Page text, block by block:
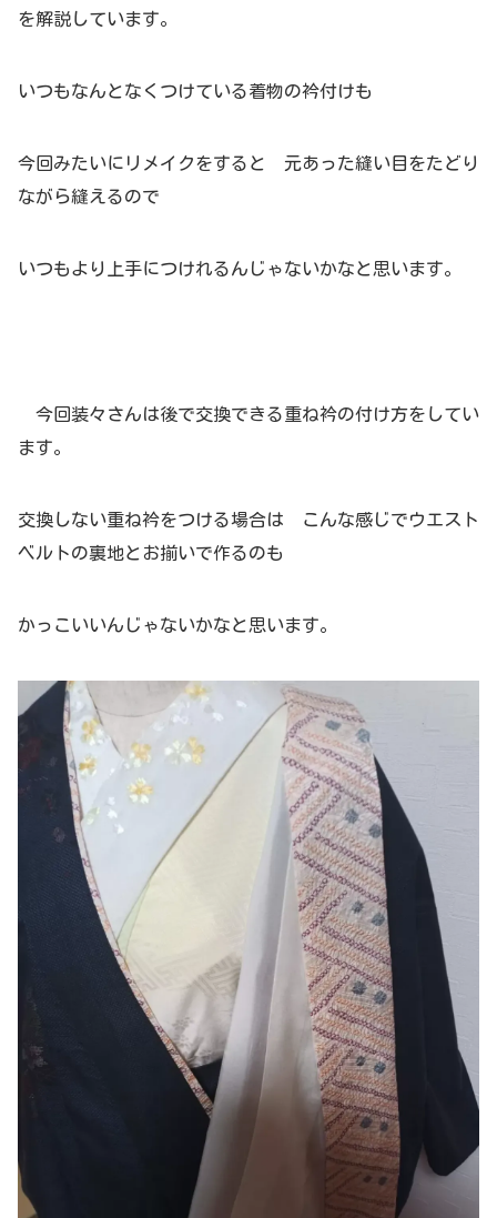
を解説しています。
いつもなんとなくつけている着物の衿付けも
今回みたいにリメイクをすると 元あった縫い目をたどり
ながら縫えるので
いつもより上手につけれるんじゃないかなと思います。
今回装々さんは後で交換できる重ね衿の付け方をしてい
ます。
交換しない重ね衿をつける場合は こんな感じでウエスト
ベルトの裏地とお揃いで作るのも
かっこいいんじゃないかなと思います。